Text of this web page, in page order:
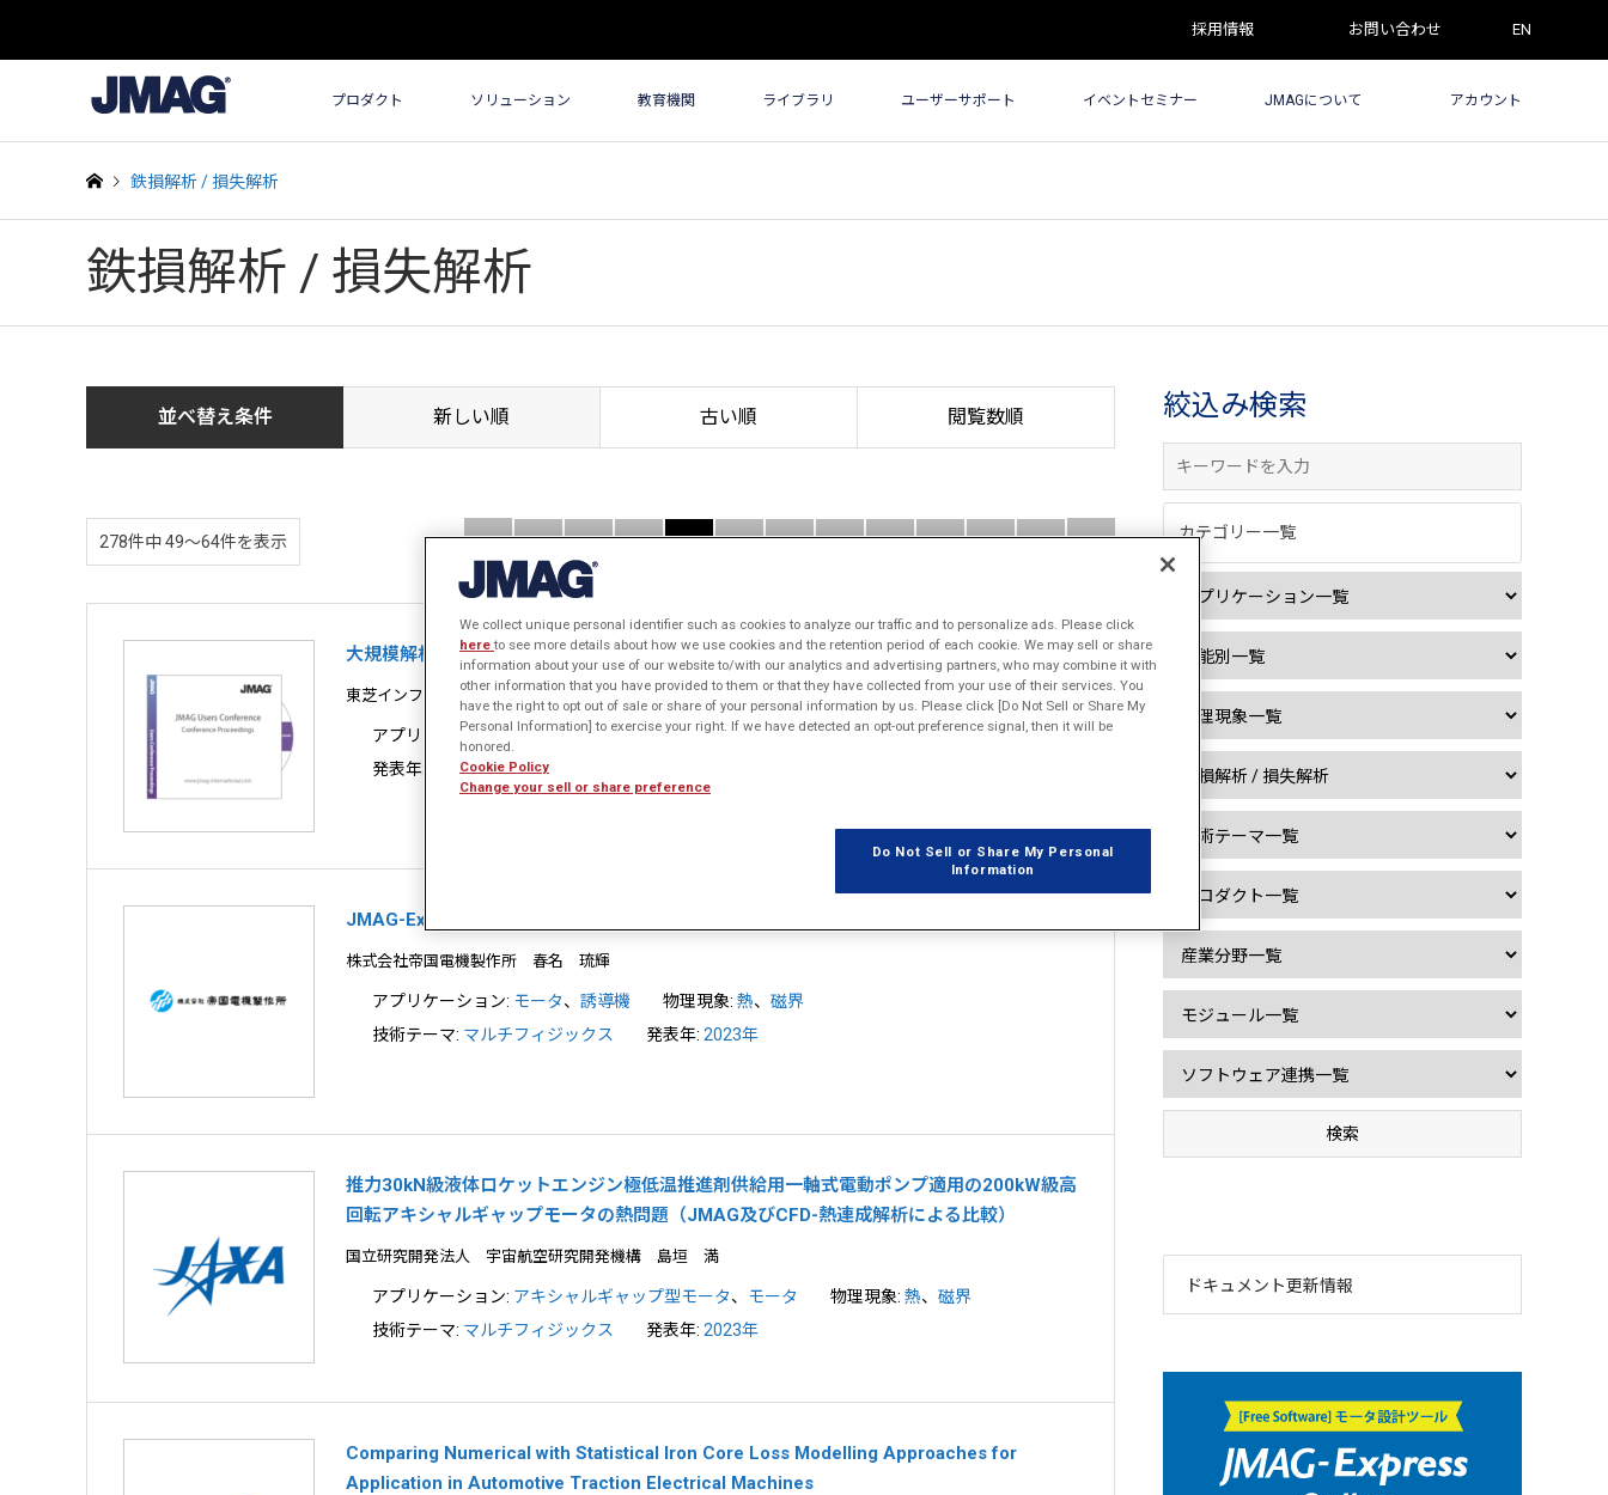
採用情報 お問い合わせ EN
プロダクト ソリューション 教育機関 ライブラリ ユーザーサポート イベントセミナー JMAGについて アカウント
鉄損解析 / 損失解析
鉄損解析 / 損失解析
並べ替え条件 新しい順 古い順 閲覧数順
278件中 49〜64件を表示  1 2 3 4 5 6 7 8 9 … 18 
大規模解析によるモータ構造の損失検討
東芝インフラシステムズ株式会社 三須 大輔
アプリケーション: モータ、誘導機 物理現象: 磁界 技術テーマ: 大規模計算
発表年:
2023年
JMAG-Expressを用いた誘導機の連成解析
株式会社帝国電機製作所 春名 琉輝
アプリケーション: モータ、 誘導機 物理現象:熱、磁界
技術テーマ: マルチフィジックス 発表年:2023年
推力30kN級液体ロケットエンジン極低温推進剤供給用一軸式電動ポンプ適用の200kW級高
回転アキシャルギャップモータの熱問題（JMAG及びCFD-熱連成解析による比較）
国立研究開発法人 宇宙航空研究開発機構 島垣 満
アプリケーション: アキシャルギャップ型モータ、 モータ 物理現象:熱、磁界
技術テーマ: マルチフィジックス 発表年:2023年
Comparing Numerical with Statistical Iron Core Loss Modelling Approaches for
Application in Automotive Traction Electrical Machines
絞込み検索
カテゴリー一覧
ドキュメント更新情報
We collect unique personal identifier such as cookies to analyze our traffic and to personalize ads. Please click
hereto see more details about how we use cookies and the retention period of each cookie. We may sell or share
information about your use of our website to/with our analytics and advertising partners, who may combine it with
other information that you have provided to them or that they have collected from your use of their services. You
have the right to opt out of sale or share of your personal information by us. Please click [Do Not Sell or Share My
Personal Information] to exercise your right. If we have detected an opt-out preference signal, then it will be
honored.
Cookie Policy
Change your sell or share preference
Do Not Sell or Share My Personal
Information